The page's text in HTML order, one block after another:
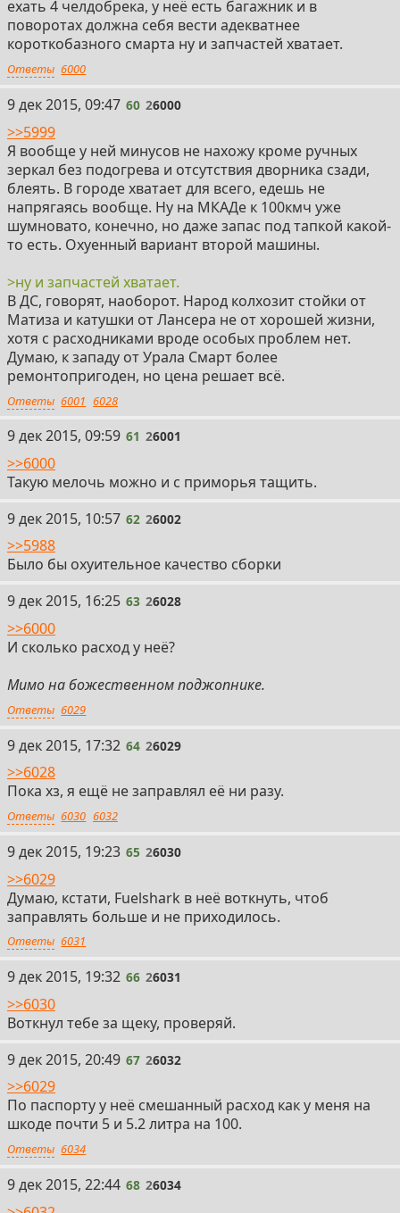
ехать 4 челдобрека, у неё есть багажник и в
поворотах должна себя вести адекватнее
короткобазного смарта ну и запчастей хватает.
Ответы 6000
60
9 дек 2015, 09:47 60 26000
>>5999
Я вообще у ней минусов не нахожу кроме ручных
зеркал без подогрева и отсутствия дворника сзади,
блеять. В городе хватает для всего, едешь не
напрягаясь вообще. Ну на МКАДе к 100кмч уже
шумновато, конечно, но даже запас под тапкой какой-
то есть. Охуенный вариант второй машины.
>ну и запчастей хватает.
В ДС, говорят, наоборот. Народ колхозит стойки от
Матиза и катушки от Лансера не от хорошей жизни,
хотя с расходниками вроде особых проблем нет.
Думаю, к западу от Урала Смарт более
ремонтопригоден, но цена решает всё.
Ответы 6001 6028
61
9 дек 2015, 09:59 61 26001
>>6000
Такую мелочь можно и с приморья тащить.
62
9 дек 2015, 10:57 62 26002
>>5988
Было бы охуительное качество сборки
63
9 дек 2015, 16:25 63 26028
>>6000
И сколько расход у неё?
Мимо на божественном поджопнике.
Ответы 6029
64
9 дек 2015, 17:32 64 26029
>>6028
Пока хз, я ещё не заправлял её ни разу.
Ответы 6030 6032
65
9 дек 2015, 19:23 65 26030
>>6029
Думаю, кстати, Fuelshark в неё воткнуть, чтоб
заправлять больше и не приходилось.
Ответы 6031
66
9 дек 2015, 19:32 66 26031
>>6030
Воткнул тебе за щеку, проверяй.
67
9 дек 2015, 20:49 67 26032
>>6029
По паспорту у неё смешанный расход как у меня на
шкоде почти 5 и 5.2 литра на 100.
Ответы 6034
68
9 дек 2015, 22:44 68 26034